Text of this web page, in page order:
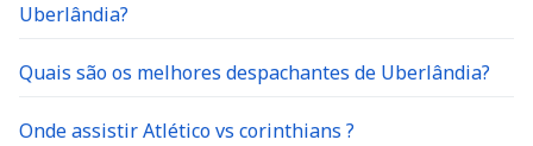
Uberlândia?
Quais são os melhores despachantes de Uberlândia?
Onde assistir Atlético vs corinthians ?